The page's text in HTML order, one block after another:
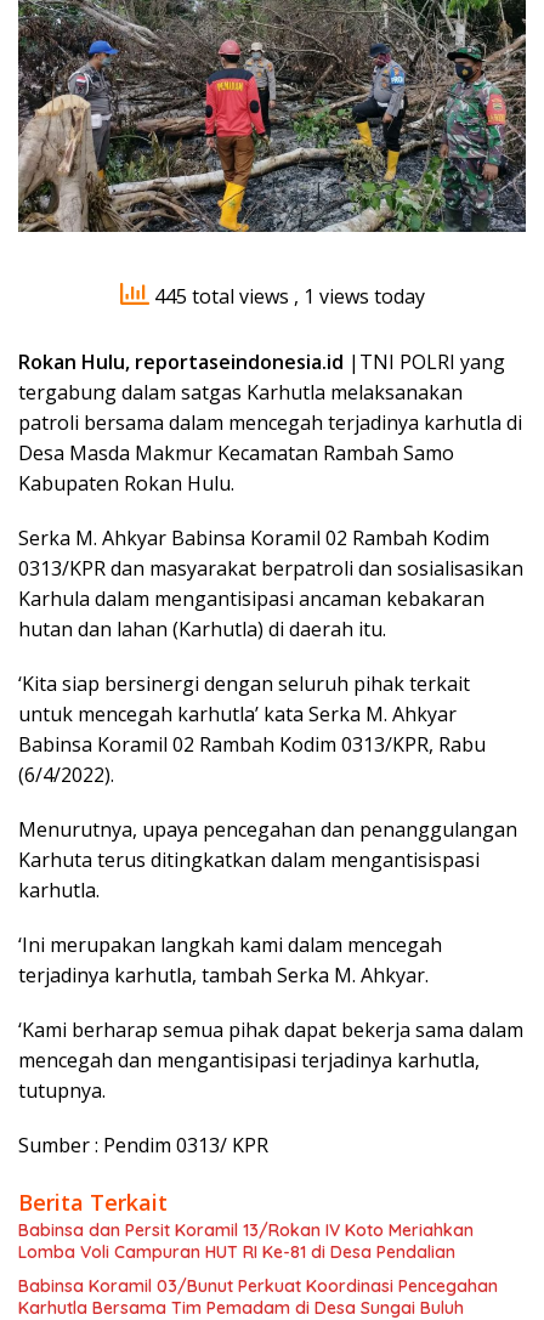
445 total views , 1 views today
Rokan Hulu, reportaseindonesia.id |TNI POLRI yang
tergabung dalam satgas Karhutla melaksanakan
patroli bersama dalam mencegah terjadinya karhutla di
Desa Masda Makmur Kecamatan Rambah Samo
Kabupaten Rokan Hulu.
Serka M. Ahkyar Babinsa Koramil 02 Rambah Kodim
0313/KPR dan masyarakat berpatroli dan sosialisasikan
Karhula dalam mengantisipasi ancaman kebakaran
hutan dan lahan (Karhutla) di daerah itu.
‘Kita siap bersinergi dengan seluruh pihak terkait
untuk mencegah karhutla’ kata Serka M. Ahkyar
Babinsa Koramil 02 Rambah Kodim 0313/KPR, Rabu
(6/4/2022).
Menurutnya, upaya pencegahan dan penanggulangan
Karhuta terus ditingkatkan dalam mengantisispasi
karhutla.
‘Ini merupakan langkah kami dalam mencegah
terjadinya karhutla, tambah Serka M. Ahkyar.
‘Kami berharap semua pihak dapat bekerja sama dalam
mencegah dan mengantisipasi terjadinya karhutla,
tutupnya.
Sumber : Pendim 0313/ KPR
Berita Terkait
Babinsa dan Persit Koramil 13/Rokan IV Koto Meriahkan
Lomba Voli Campuran HUT RI Ke-81 di Desa Pendalian
Babinsa Koramil 03/Bunut Perkuat Koordinasi Pencegahan
Karhutla Bersama Tim Pemadam di Desa Sungai Buluh